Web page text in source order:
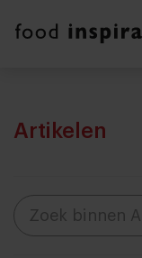
Artikelen